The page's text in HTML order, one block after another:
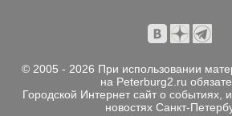
© 2005 - 2026 При использовании
на Peterburg2.ru
Городской Интернет сайт о событиях,
новостях Санкт-